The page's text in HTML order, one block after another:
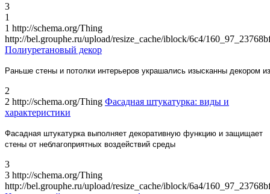
3
1
1 http://schema.org/Thing
http://bel.grouphe.ru/upload/resize_cache/iblock/6c4/
Полиуретановый декор
Раньше стены и потолки интерьеров украшались изысканны декором
2
2 http://schema.org/Thing Фасадная штукатурка: виды и
характеристики
Фасадная штукатурка выполняет декоративную функцию и защищает
стены от неблагоприятных воздействий среды
3
3 http://schema.org/Thing
http://bel.grouphe.ru/upload/resize_cache/iblock/6a4/